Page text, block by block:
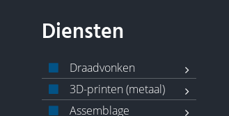
Diensten
Draadvonken
3D-printen (metaal)
Assemblage